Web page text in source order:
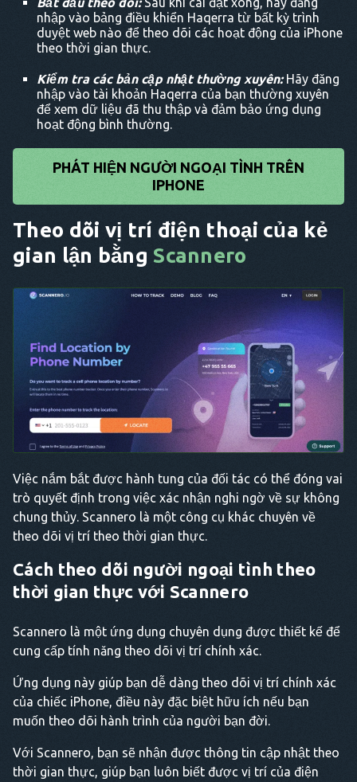
nhập vào bảng điều khiển Haqerra từ bất kỳ trình
duyệt web nào để theo dõi các hoạt động của iPhone
theo thời gian thực.
Kiểm tra các bản cập nhật thường xuyên:Hãy đăng
nhập vào tài khoản Haqerra của bạn thường xuyên
để xem dữ liệu đã thu thập và đảm bảo ứng dụng
hoạt động bình thường.
PHÁT HIỆN NGƯỜI NGOẠI TÌNH TRÊN
IPHONE
Theo dõi vị trí điện thoại của kẻ
gian lận bằng Scannero
Việc nắm bắt được hành tung của đối tác có thể đóng vai
trò quyết định trong việc xác nhận nghi ngờ về sự không
chung thủy. Scannero là một công cụ khác chuyên về
theo dõi vị trí theo thời gian thực.
Cách theo dõi người ngoại tình theo
thời gian thực với Scannero
Scannero là một ứng dụng chuyên dụng được thiết kế để
cung cấp tính năng theo dõi vị trí chính xác.
Ứng dụng này giúp bạn dễ dàng theo dõi vị trí chính xác
của chiếc iPhone, điều này đặc biệt hữu ích nếu bạn
muốn theo dõi hành trình của người bạn đời.
Với Scannero, bạn sẽ nhận được thông tin cập nhật theo
thời gian thực, giúp bạn luôn biết được vị trí của điện